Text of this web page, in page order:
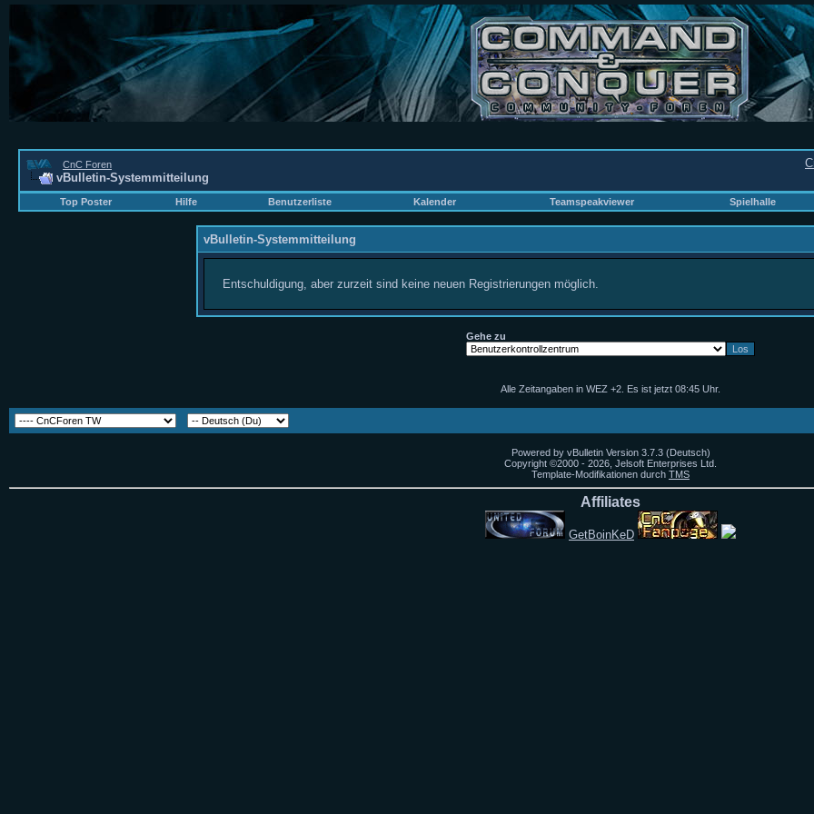
CnC Foren
vBulletin-Systemmitteilung
Top Poster
Hilfe Benutzerliste Kalender Teamspeakviewer Spielhalle
vBulletin-Systemmitteilung
Entschuldigung, aber zurzeit sind keine neuen Registrierungen möglich.
Gehe zu
Alle Zeitangaben in WEZ +2. Es ist jetzt 08:45 Uhr.
Powered by vBulletin Version 3.7.3 (Deutsch)
Copyright ©2000 - 2026, Jelsoft Enterprises Ltd.
Template-Modifikationen durch TMS
Affiliates
GetBoinKeD